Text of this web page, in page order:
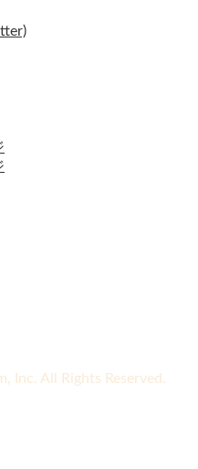
Inc. All Rights Reserved.